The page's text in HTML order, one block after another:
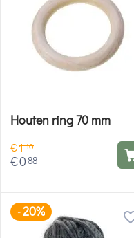
Houten ring 70 mm
€110
€088
-20%